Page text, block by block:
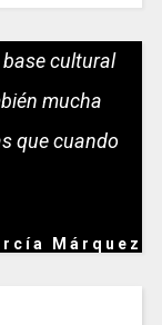
cultural
mucha
que cuando
Márquez